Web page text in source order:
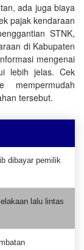
ada juga biaya
pajak kendaraan
STNK,
di Kabupaten
mengenai
lebih jelas. Cek
tersebut.
dibayar pemilik
lalu lintas